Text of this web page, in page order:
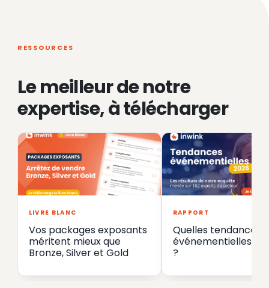
RESSOURCES
Le meilleur de notre
expertise, à télécharger
LIVRE BLANC
Vos packages exposants
méritent mieux que
Bronze, Silver et Gold
RAPPORT
Quelles tendances
événementielles en
?